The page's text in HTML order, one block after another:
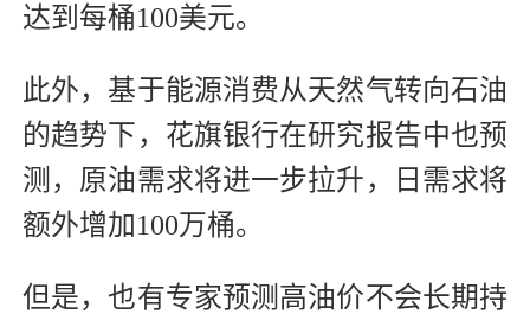
达到每桶100美元。
此外，基于能源消费从天然气转向石油
的趋势下，花旗银行在研究报告中也预
测，原油需求将进一步拉升，日需求将
额外增加100万桶。
但是，也有专家预测高油价不会长期持